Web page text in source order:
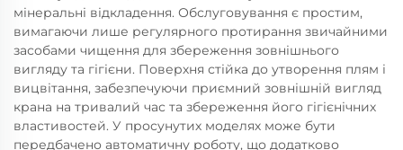
мінеральні відкладення. Обслуговування є простим,
вимагаючи лише регулярного протирання звичайними
засобами чищення для збереження зовнішнього
вигляду та гігієни. Поверхня стійка до утворення плям і
вицвітання, забезпечуючи приємний зовнішній вигляд
крана на тривалий час та збереження його гігієнічних
властивостей. У просунутих моделях може бути
передбачено автоматичну роботу, що додатково